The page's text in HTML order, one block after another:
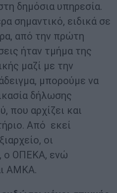
δημόσια υπηρεσία.
σημαντικό, ειδικά σε
από την πρώτη
ήταν τμήμα της
μαζί με την
μπορούμε να
δήλωσης
που αρχίζει και
Από εκεί
οι
ο ΟΠΕΚΑ, ενώ
ΑΜΚΑ.